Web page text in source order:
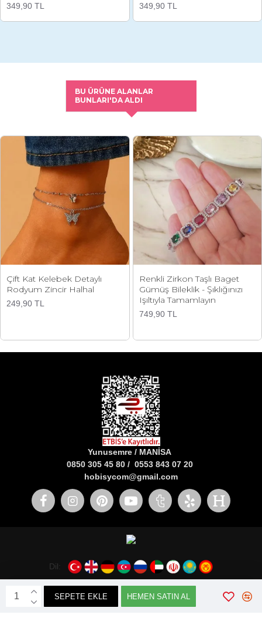
SEPETE EKLE HEMEN SATIN AL
349,90 TL 349,90 TL
BU ÜRÜNE ALANLAR
BUNLARI'DA ALDI
Çift Kat Kelebek Detaylı
Rodyum Zincir Halhal
249,90 TL
Renkli Zirkon Taşlı Baget
Gümüş Bileklik - Şıklığınızı
Işıltıyla Tamamlayın
749,90 TL
Yunusemre / MANİSA
0850 305 45 80 / 0553 843 07 20
hobisycom@gmail.com
Dil:
Webticaretim E-ticaretİle Hazırlanmıştır